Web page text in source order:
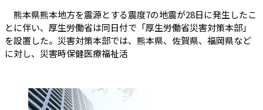
熊本県熊本地方を震源とする震度7の地震が28日に発生したこ
とに伴い、厚生労働省は同日付で「厚生労働省災害対策本部」
を設置した。災害対策本部では、熊本県、佐賀県、福岡県など
に対し、災害時保健医療福祉活